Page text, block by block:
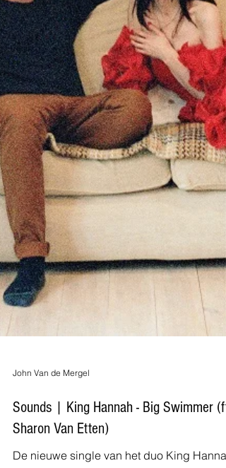
John Van de Mergel
Sounds | King Hannah - Big Swimmer (ft.
Sharon Van Etten)